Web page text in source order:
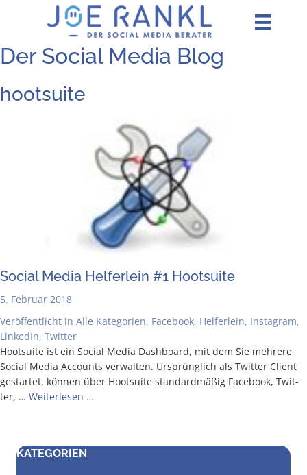
Der Social Media Blog
hootsuite
Social Media Hel­fer­lein #1 Hootsuite
5. Februar 2018
Veröffentlicht in Alle Kategorien, Facebook, Helferlein, Instagram,
LinkedIn, Twitter
Hoot­suite ist ein Social Media Dash­board, mit dem Sie meh­re­re
Social Media Accounts ver­wal­ten. Ursprüng­lich als Twit­ter Cli­ent
gestar­tet, kön­nen über Hoot­suite stan­dard­mä­ßig Face­book, Twit­
ter, … Wei­ter­le­sen …
KATEGORIEN